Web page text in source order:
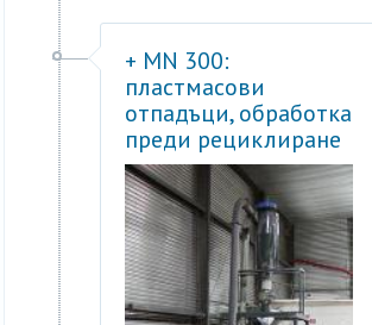
+ MN 300:
пластмасови
отпадъци, обработка
преди рециклиране